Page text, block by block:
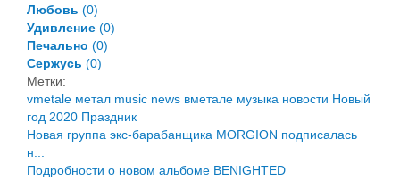
Любовь (0)
Удивление (0)
Печально (0)
Сержусь (0)
Метки:
vmetale метал music news вметале музыка новости Новый
год 2020 Праздник
Новая группа экс-барабанщика MORGION подписалась
н...
Подробности о новом альбоме BENIGHTED